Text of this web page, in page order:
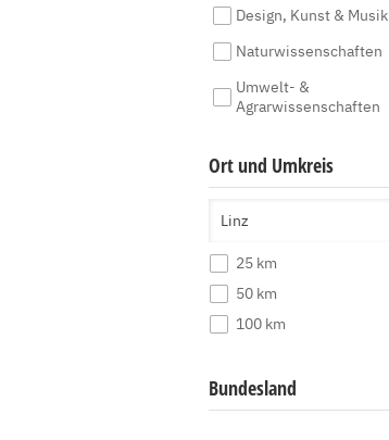
Design, Kunst & Musik
Naturwissenschaften
Umwelt- &
Agrarwissenschaften
Ort und Umkreis
25 km
50 km
100 km
Bundesland